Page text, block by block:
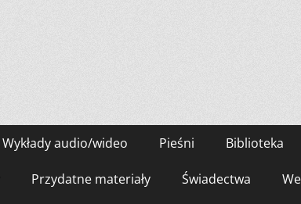
Wykłady audio/wideo Pieśni Biblioteka
Przydatne materiały Świadectwa